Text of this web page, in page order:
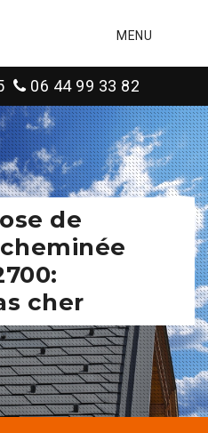
MENU
06 44 99 33 82
de
cher